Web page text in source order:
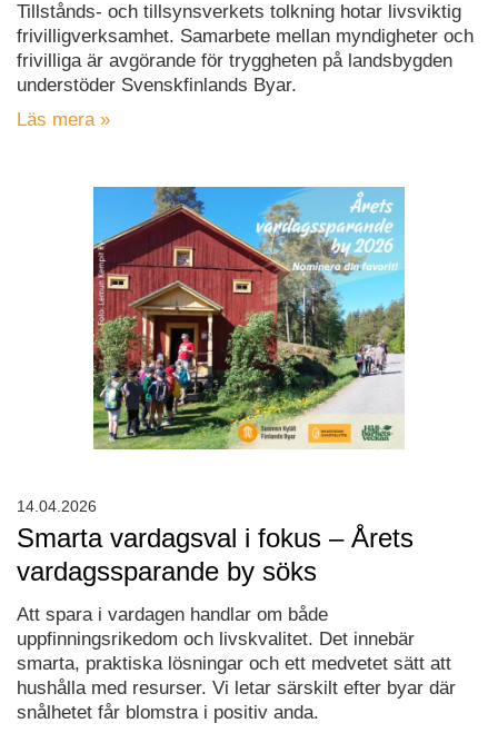
Tillstånds- och tillsynsverkets tolkning hotar livsviktig
frivilligverksamhet. Samarbete mellan myndigheter och
frivilliga är avgörande för tryggheten på landsbygden
understöder Svenskfinlands Byar.
Läs mera »
Smarta vardagsval i fokus – Årets
vardagssparande by söks
Att spara i vardagen handlar om både
uppfinningsrikedom och livskvalitet. Det innebär
smarta, praktiska lösningar och ett medvetet sätt att
hushålla med resurser. Vi letar särskilt efter byar där
snålhetet får blomstra i positiv anda.
14.04.2026